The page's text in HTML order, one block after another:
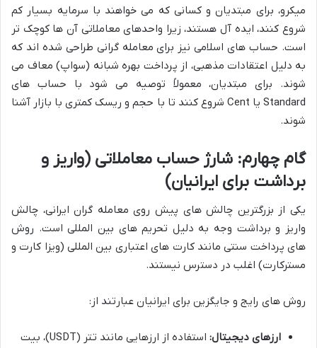
میکرو، برای مبتدیان و کسانی که می خواهند با سرمایه بسیار کم
شروع کنند، ایده آل هستند، زیرا واحدهای معاملاتی آن ها کوچک تر
است. حساب های اسلامی نیز برای معامله گرانی طراحی شده اند که
به دلیل اعتقادات مذهبی، از پرداخت بهره شبانه (سواپ) معاف می
شوند. برای مبتدیان، معمولاً توصیه می شود با حساب های
Standard یا Cent شروع کنند تا با حجم و ریسک کمتری با بازار آشنا
شوند.
گام چهارم: شارژ حساب معاملاتی (واریز و
برداشت برای ایرانیان)
یکی از بزرگترین چالش های پیش روی معامله گران ایرانی، چالش
واریز و برداشت وجه به دلیل تحریم های بین المللی است. روش
های پرداخت سنتی مانند کارت های اعتباری بین المللی (ویزا کارت و
مسترکارت) اغلب در دسترس نیستند.
روش های رایج و جایگزین برای ایرانیان عبارتند از:
ارزهای دیجیتال:
استفاده از ارزهایی مانند تتر (USDT)، بیت